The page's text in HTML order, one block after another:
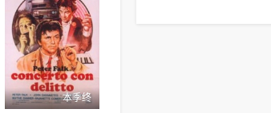
本季终